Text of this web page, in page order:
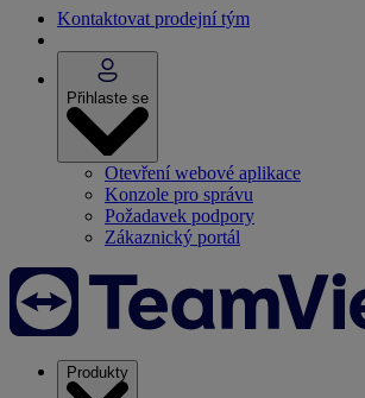
Kontaktovat prodejní tým
Přihlaste se
Otevření webové aplikace
Konzole pro správu
Požadavek podpory
Zákaznický portál
Produkty